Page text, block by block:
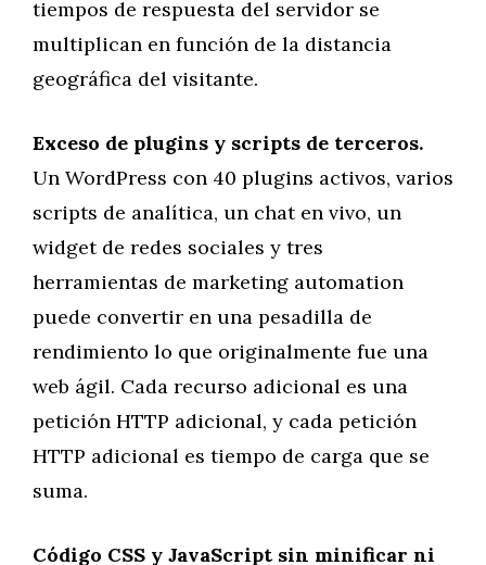
tiempos de respuesta del servidor se
multiplican en función de la distancia
geográfica del visitante.
Exceso de plugins y scripts de terceros.
Un WordPress con 40 plugins activos, varios
scripts de analítica, un chat en vivo, un
widget de redes sociales y tres
herramientas de marketing automation
puede convertir en una pesadilla de
rendimiento lo que originalmente fue una
web ágil. Cada recurso adicional es una
petición HTTP adicional, y cada petición
HTTP adicional es tiempo de carga que se
suma.
Código CSS y JavaScript sin minificar ni